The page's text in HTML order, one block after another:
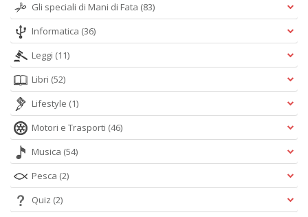
Gli speciali di Mani di Fata (83)
Informatica (36)
Leggi (11)
Libri (52)
Lifestyle (1)
Motori e Trasporti (46)
Musica (54)
Pesca (2)
Quiz (2)